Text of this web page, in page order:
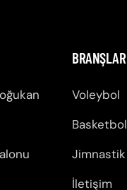
BRANŞLAR
Voleybol
Basketbol
Jimnastik
İletişim